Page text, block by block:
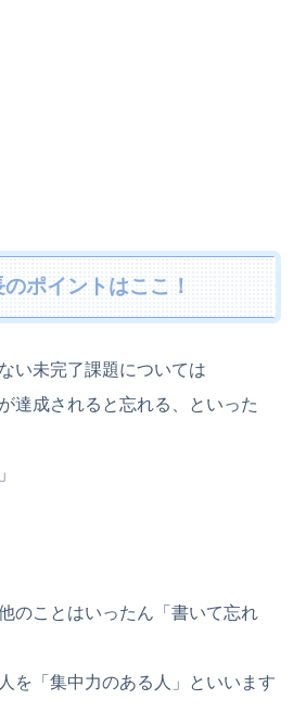
ポイントはここ！
い未完了課題については
達成されると忘れる、といった
のことはいったん「書いて忘れ
を「集中力のある人」といいます